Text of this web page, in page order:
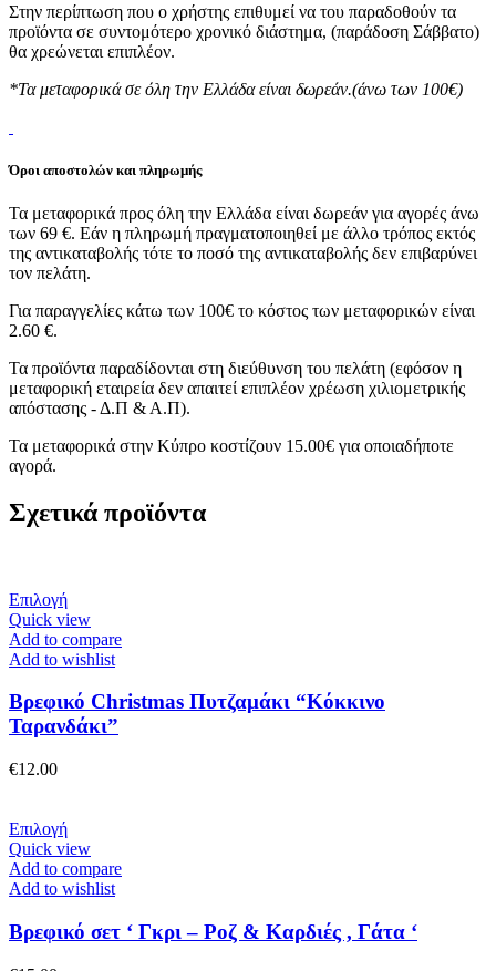
Στην περίπτωση που ο χρήστης επιθυμεί να του παραδοθούν τα
προϊόντα σε συντομότερο χρονικό διάστημα, (παράδοση Σάββατο)
θα χρεώνεται επιπλέον.
*Τα μεταφορικά σε όλη την Ελλάδα είναι δωρεάν.(άνω των 100€)
Όροι αποστολών και πληρωμής
Τα μεταφορικά προς όλη την Ελλάδα είναι δωρεάν για αγορές άνω
των 69 €. Εάν η πληρωμή πραγματοποιηθεί με άλλο τρόπος εκτός
της αντικαταβολής τότε το ποσό της αντικαταβολής δεν επιβαρύνει
τον πελάτη.
Για παραγγελίες κάτω των 100€ το κόστος των μεταφορικών είναι
2.60 €.
Τα προϊόντα παραδίδονται στη διεύθυνση του πελάτη (εφόσον η
μεταφορική εταιρεία δεν απαιτεί επιπλέον χρέωση χιλιομετρικής
απόστασης - Δ.Π & Α.Π).
Τα μεταφορικά στην Κύπρο κοστίζουν 15.00€ για οποιαδήποτε
αγορά.
Σχετικά προϊόντα
ΕπιλογήΑυτό
το
προϊόν
έχει
παραλλαγές.
Οι
επιλογές
σελίδα
του
προϊόντος
Quick view
Add to compare
Add to wishlist
Βρεφικό Christmas Πυτζαμάκι “Κόκκινο
Ταρανδάκι”
€12.00
ΕπιλογήΑυτό
το
προϊόν
έχει
παραλλαγές.
Οι
Quick view
Add to compare
Add to wishlist
Βρεφικό σετ ‘ Γκρι – Ροζ & Καρδιές , Γάτα ‘